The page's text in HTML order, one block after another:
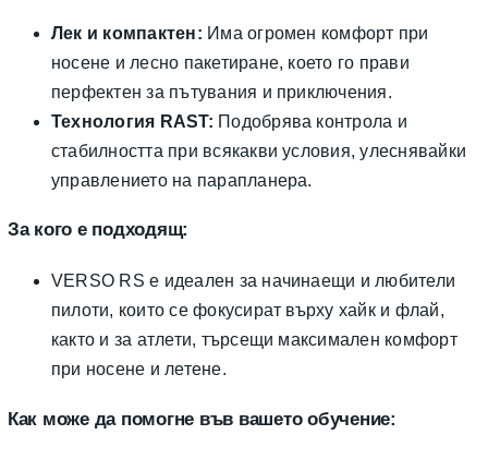
Лек и компактен: Има огромен комфорт при
носене и лесно пакетиране, което го прави
перфектен за пътувания и приключения.
Технология RAST: Подобрява контрола и
стабилността при всякакви условия, улеснявайки
управлението на парапланера.
За кого е подходящ:
VERSO RS е идеален за начинаещи и любители
пилоти, които се фокусират върху хайк и флай,
както и за атлети, търсещи максимален комфорт
при носене и летене.
Как може да помогне във вашето обучение: